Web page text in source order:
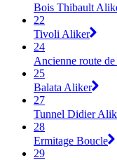
Bois Thibault
22
Tivoli Aliker
24
Ancienne route
25
Balata Aliker
27
Tunnel Didier
28
Ermitage Boucle
29